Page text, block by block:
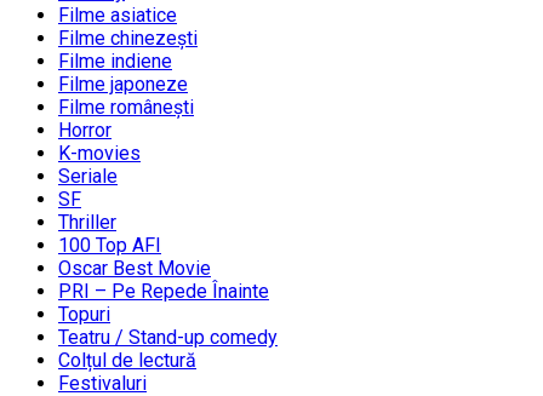
Filme asiatice
Filme chinezești
Filme indiene
Filme japoneze
Filme românești
Horror
K-movies
Seriale
SF
Thriller
100 Top AFI
Oscar Best Movie
PRI – Pe Repede Înainte
Topuri
Teatru / Stand-up comedy
Colțul de lectură
Festivaluri